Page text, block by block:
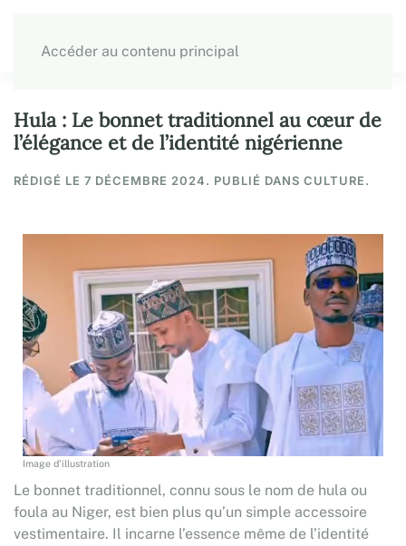
Accéder au contenu principal
Hula : Le bonnet traditionnel au cœur de
l’élégance et de l’identité nigérienne
RÉDIGÉ LE 7 DÉCEMBRE 2024. PUBLIÉ DANS CULTURE.
Image d'illustration
Le bonnet traditionnel, connu sous le nom de hula ou
foula au Niger, est bien plus qu’un simple accessoire
vestimentaire. Il incarne l’essence même de l’identité